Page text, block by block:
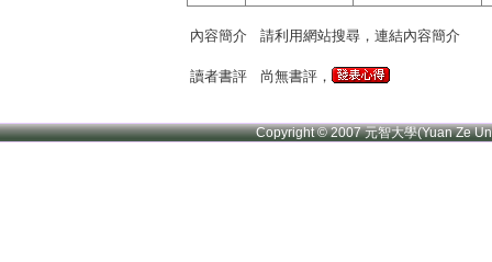
內容簡介 請利用網站搜尋，連結內容簡介
讀者書評 尚無書評，
Copyright © 2007 元智大學(Yuan Ze